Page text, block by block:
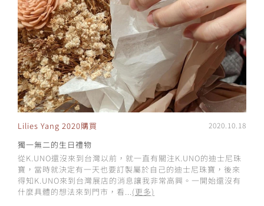
Lilies Yang 2020購買 2020.10.18
獨一無二的生日禮物
從K.UNO還沒來到台灣以前，就一直有關注K.UNO的迪士尼珠
寶，當時就決定有一天也要訂製屬於自己的迪士尼珠寶，後來
得知K.UNO來到台灣展店的消息讓我非常高興。一開始還沒有
什麼具體的想法來到門市，看...(更多)